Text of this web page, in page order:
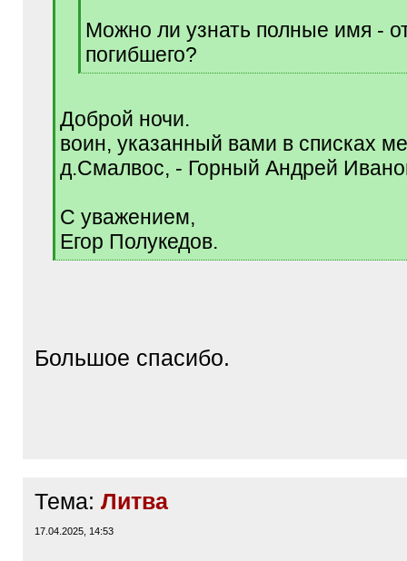
Можно ли узнать полные имя -
погибшего?
[
q
]
Доброй ночи.
воин, указанный вами в списках
д.Смалвос, - Горный Андрей
С уважением,
Егор Полукедов.
[
Большое спасибо.
Тема: Литва
17.04.2025, 14:53